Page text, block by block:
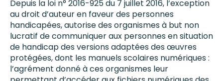
Depuis la loi n° 2016-925 du 7 juillet 2016, l’exception
au droit d’auteur en faveur des personnes
handicapées, autorise des organismes à but non
lucratif de communiquer aux personnes en situation
de handicap des versions adaptées des œuvres
protégées, dont les manuels scolaires numériques :
l’agrément donné à ces organismes leur